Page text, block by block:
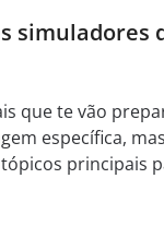
simuladores
que te vão
específica,
principais